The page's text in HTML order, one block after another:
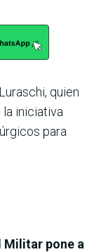
quien
iniciativa
para
Militar pone a